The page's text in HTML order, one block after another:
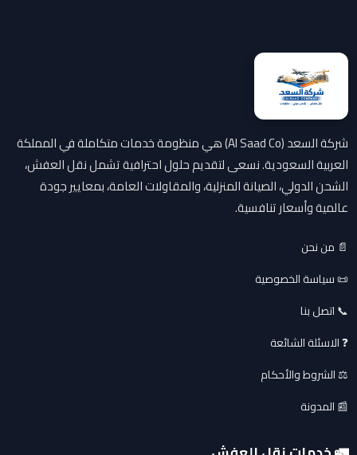
شركة السعد (Al Saad Co) هي منظومة خدمات متكاملة في المملكة
العربية السعودية. نسعى لتقديم حلول احترافية تشمل نقل العفش،
الشحن الدولي، الصيانة المنزلية، والمقاولات العامة، بمعايير جودة
عالمية وأسعار تنافسية.
📄 من نحن
📜 سياسة الخصوصية
📞 اتصل بنا
❓ الاسئلة الشائعة
⚖️ الشروط والأحكام
📰 المدونة